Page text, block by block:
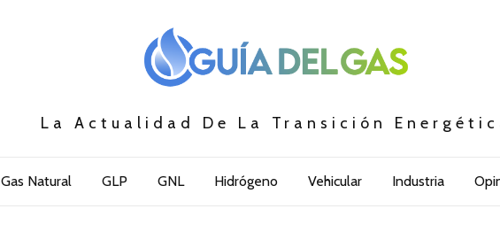
La Actualidad De La Transición
Gas Natural GLP GNL Hidrógeno Vehicular Industria